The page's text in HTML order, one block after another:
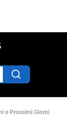
e Prossimi Giorni